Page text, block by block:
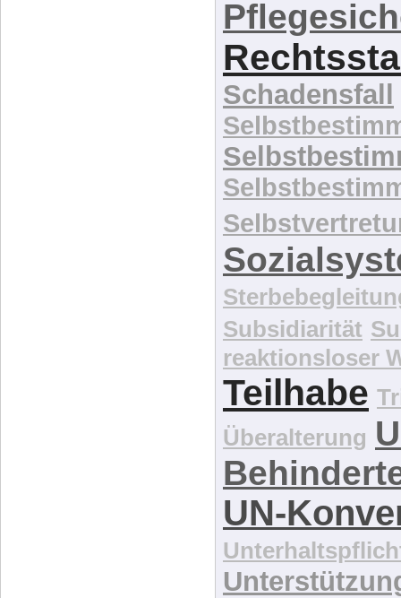
Pflegekosten
Schadensfall
Subsidiarität
reaktionsloser
Teilhabe
Überalterung
UN-